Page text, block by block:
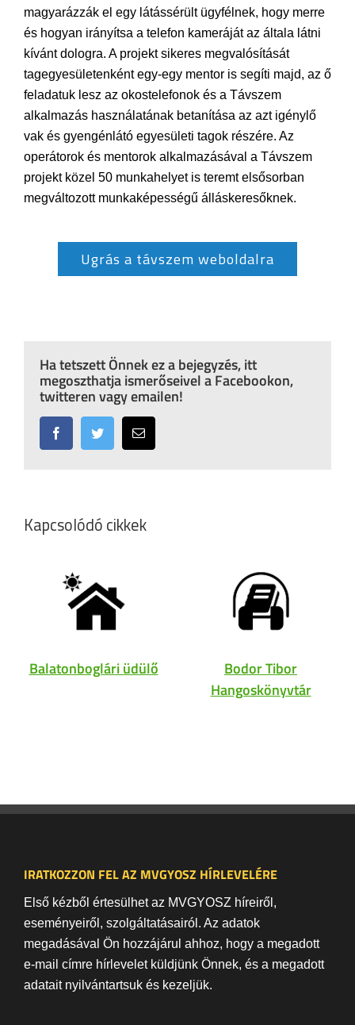
magyarázzák el egy látássérült ügyfélnek, hogy merre
és hogyan irányítsa a telefon kameráját az általa látni
kívánt dologra. A projekt sikeres megvalósítását
tagegyesületenként egy-egy mentor is segíti majd, az ő
feladatuk lesz az okostelefonok és a Távszem
alkalmazás használatának betanítása az azt igénylő
vak és gyengénlátó egyesületi tagok részére. Az
operátorok és mentorok alkalmazásával a Távszem
projekt közel 50 munkahelyet is teremt elsősorban
megváltozott munkaképességű álláskeresőknek.
Ugrás a távszem weboldalra
Ha tetszett Önnek ez a bejegyzés, itt
megoszthatja ismerőseivel a Facebookon,
twitteren vagy emailen!
FacebookTwitter Email:
Kapcsolódó cikkek
Balatonboglári üdülő
Bodor Tibor
Hangoskönyvtár
IRATKOZZON FEL AZ MVGYOSZ HÍRLEVELÉRE
Első kézből értesülhet az MVGYOSZ híreiről,
eseményeiről, szolgáltatásairól. Az adatok
megadásával Ön hozzájárul ahhoz, hogy a megadott
e-mail címre hírlevelet küldjünk Önnek, és a megadott
adatait nyilvántartsuk és kezeljük.